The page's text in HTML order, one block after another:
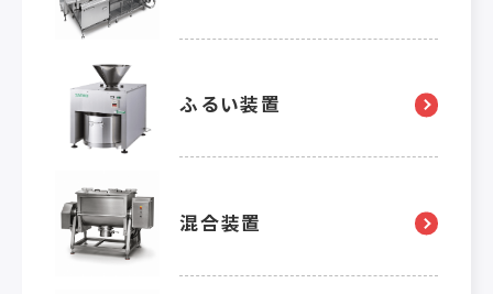
ふるい装置
混合装置